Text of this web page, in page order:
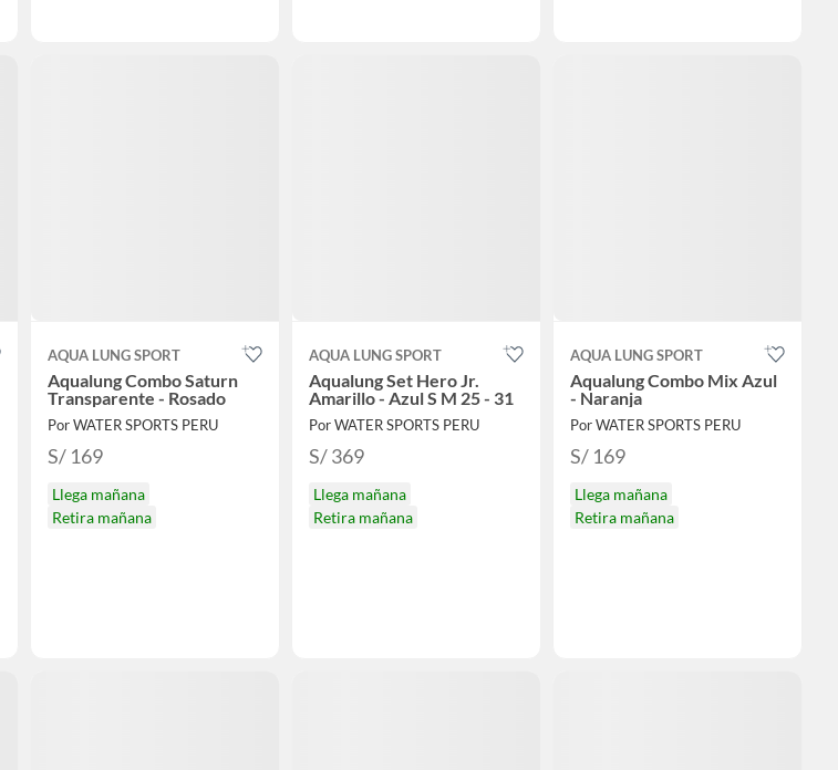
AQUA LUNG SPORT
Aqualung Combo Saturn
Transparente - Rosado
Por WATER SPORTS PERU
S/ 169
Llega mañana
Retira mañana
AQUA LUNG SPORT
Aqualung Set Hero Jr.
Amarillo - Azul S M 25 - 31
Por WATER SPORTS PERU
S/ 369
Llega mañana
Retira mañana
AQUA LUNG SPORT
Aqualung Combo Mix Azul
- Naranja
Por WATER SPORTS PERU
S/ 169
Llega mañana
Retira mañana